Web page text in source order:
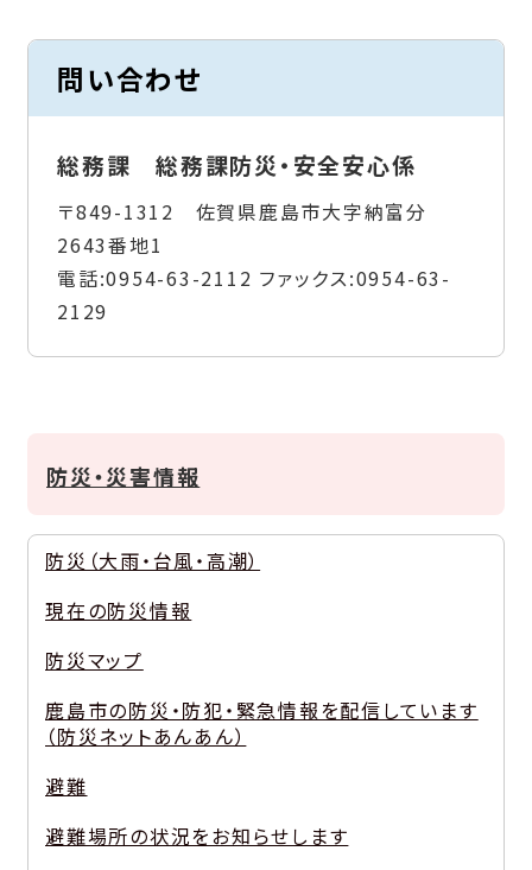
問い合わせ
総務課 総務課防災・安全安心係
〒849-1312 佐賀県鹿島市大字納富分
2643番地1
電話:0954-63-2112 ファックス:0954-63-
2129
防災・災害情報
防災（大雨・台風・高潮）
現在の防災情報
防災マップ
鹿島市の防災・防犯・緊急情報を配信しています
（防災ネットあんあん）
避難
避難場所の状況をお知らせします